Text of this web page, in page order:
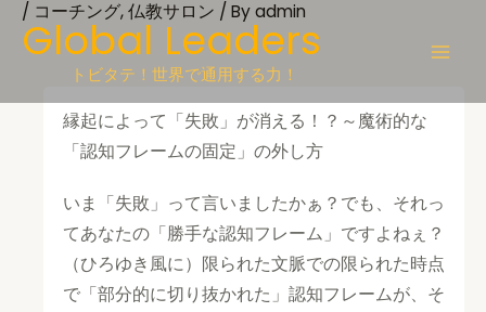
SkipGlobal Leaders
トビタテ！世界で通用する力！
/ コーチング,仏教サロン / Byadmin
縁起によって「失敗」が消える！？～魔術的な
「認知フレームの固定」の外し方
いま「失敗」って言いましたかぁ？でも、それっ
てあなたの「勝手な認知フレーム」ですよねぇ？
（ひろゆき風に）限られた文脈での限られた時点
で「部分的に切り抜かれた」認知フレームが、そ